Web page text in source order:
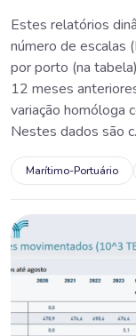
Estes relatórios
número de escalas
por porto (na
12 meses
variação homóloga
Nestes dados são
Marítimo-Portuário